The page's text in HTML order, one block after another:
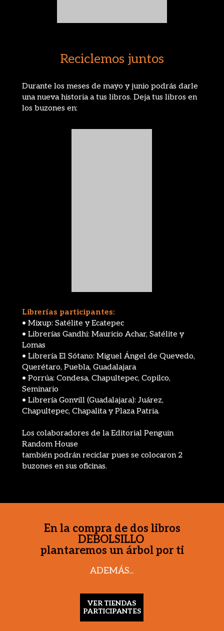
Reciclemos juntos
Durante los meses de mayo y junio podrás darle
una nueva historia a tus libros. Deja tus libros en
los buzones en:
Librerías participantes:
• Mixup: Satélite y Ecatepec
• Librerías Gandhi: Mauricio Achar, Satélite y
Lomas
• Librería El Sótano: Miguel Ángel de Quevedo,
Querétaro, Puebla, Guadalajara
• Porrúa: Condesa, Chapultepec, Copilco,
Seminario
• Librería Gonvill (Guadalajara): Juárez,
Chapultepec, Chapalita y Plaza Patria.
Los colaboradores de la Editorial Penguin
Random House
también podrán reciclar pues se colocaron 2
buzones en sus oficinas.
En la compra de dos libros
DEBOLSILLO
plantaremos un árbol por ti
ADEMÁS...
VER TIENDAS
PARTICIPANTES